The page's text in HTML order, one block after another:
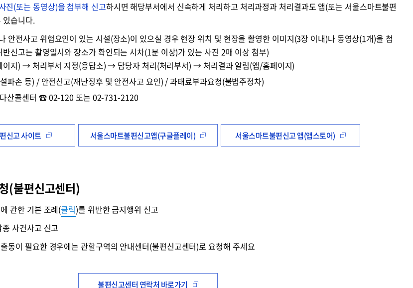
진(또는 동영상)을 첨부해 신고하시면 해당부서에서 신속하게 처리하고 처리과정과 처리결과도 앱(또는 서울스마트불편
있습니다.
안전사고 위험요인이 있는 시설(장소)이 있으실 경우 현장 위치 및 현장을 촬영한 이미지(3장 이내)나 동영상(1개)을 첨
신고는 촬영일시와 장소가 확인되는 시차(1분 이상)가 있는 사진 2매 이상 첨부)
이지) → 처리부서 지정(응답소) → 담당자 처리(처리부서) → 처리결과 알림(앱/홈페이지)
파손 등) / 안전신고(재난징후 및 안전사고 요인) / 과태료부과요청(불법주정차)
산콜센터 ☎ 02-120 또는 02-731-2120
신고 사이트 서울스마트불편신고앱(구글플레이) 서울스마트불편신고 앱(앱스토어)
(불편신고센터)
관한 기본 조례(클릭)를 위반한 금지행위 신고
사건사고 신고
동이 필요한 경우에는 관할구역의 안내센터(불편신고센터)로 요청해 주세요
불편신고센터 연락처 바로가기